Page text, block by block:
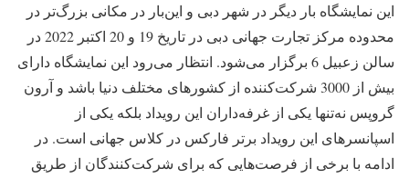
این نمایشگاه بار دیگر در شهر دبی و این‌بار در مکانی بزرگ‌تر در
محدوده مرکز تجارت جهانی دبی در تاریخ 19 و 20 اکتبر 2022 در
سالن زعبیل 6 برگزار می‌شود. انتظار می‌رود این نمایشگاه دارای
بیش از 3000 شرکت‌کننده از کشورهای مختلف دنیا باشد و آرون
گروپس نه‌تنها یکی از غرفه‌داران این رویداد بلکه یکی از
اسپانسرهای این رویداد برتر فارکس در کلاس جهانی است. در
ادامه با برخی از فرصت‌هایی که برای شرکت‌کنندگان از طریق